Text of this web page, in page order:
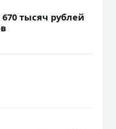
тысяч рублей